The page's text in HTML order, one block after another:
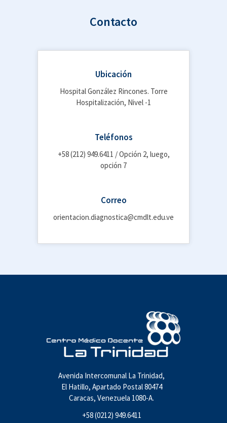
Contacto
Ubicación
Hospital González Rincones. Torre
Hospitalización, Nivel -1
Teléfonos
+58 (212) 949.6411 / Opción 2, luego,
opción 7
Correo
orientacion.diagnostica@cmdlt.edu.ve
Avenida Intercomunal La Trinidad,
El Hatillo, Apartado Postal 80474
Caracas, Venezuela 1080-A.
+58 (0212) 949.6411